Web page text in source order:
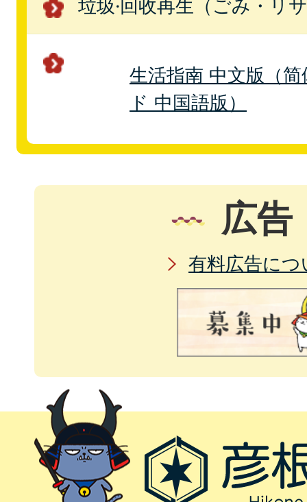
垃圾·回收再生（ごみ・リ
生活指南 中文版（
ド 中国語版）
広告
有料広告につ